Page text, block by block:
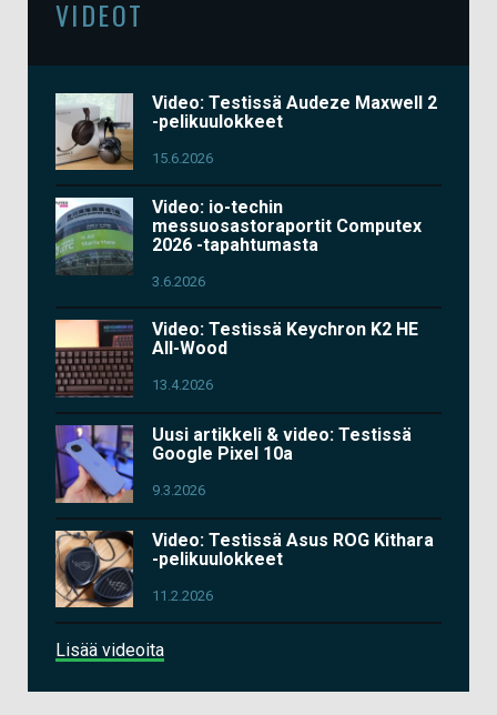
VIDEOT
Video: Testissä Audeze Maxwell 2
-pelikuulokkeet
15.6.2026
Video: io-techin
messuosastoraportit Computex
2026 -tapahtumasta
3.6.2026
Video: Testissä Keychron K2 HE
All-Wood
13.4.2026
Uusi artikkeli & video: Testissä
Google Pixel 10a
9.3.2026
Video: Testissä Asus ROG Kithara
-pelikuulokkeet
11.2.2026
Lisää videoita